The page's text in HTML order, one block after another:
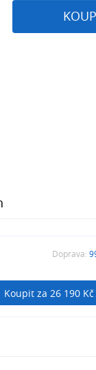
Doprava:
Koupit za 26 190 Kč